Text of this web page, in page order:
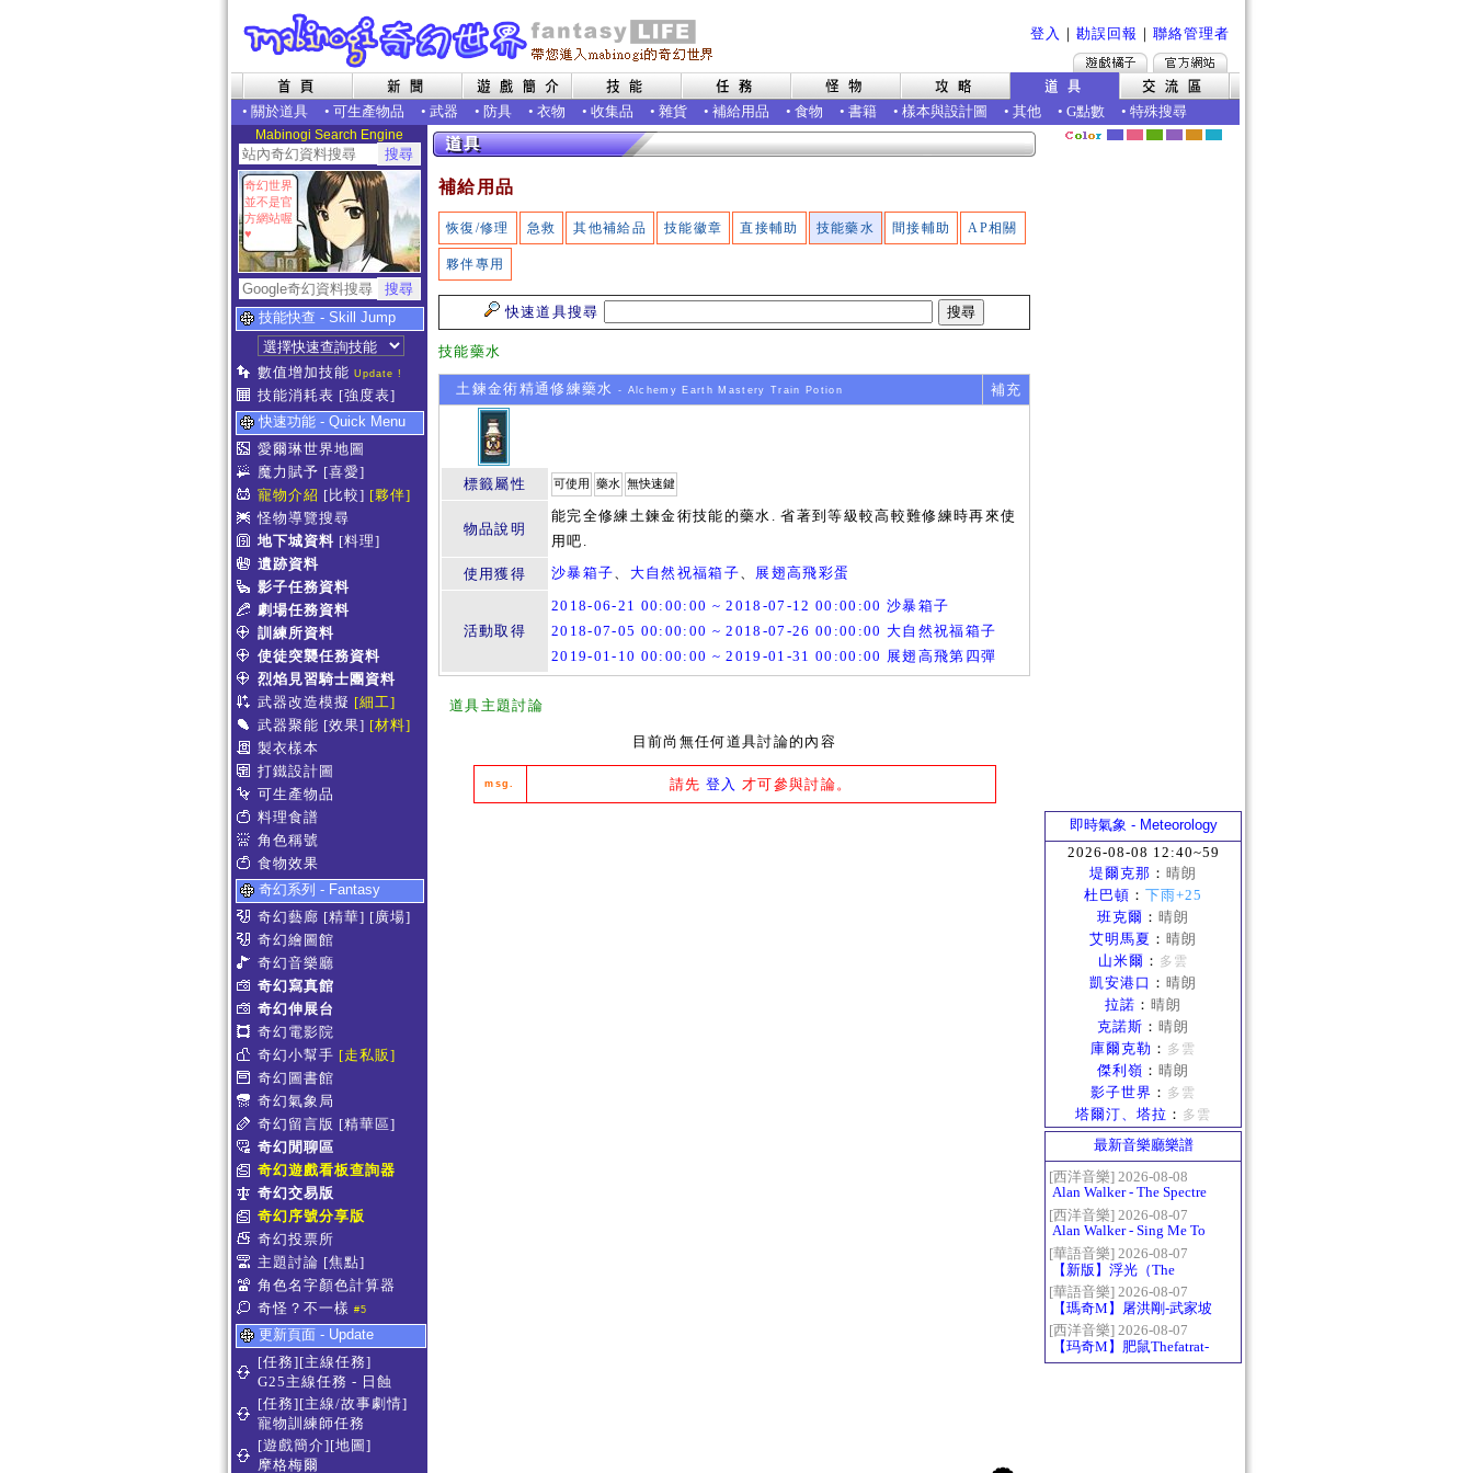
登入 ｜ 勘誤回報 ｜ 聯絡管理者
• 關於道具 • 可生產物品 • 武器 • 防具 • 衣物 • 收集品 • 雜貨 • 補給用品 • 食物 • 書籍 • 樣本與設計圖 • 其他 • G點數 • 特殊搜尋
Mabinogi Search Engine
奇幻世界
並不是官
方網站喔
♥
技能快查 - Skill Jump
數值增加技能 Update !
技能消耗表 [強度表]
快速功能 - Quick Menu
愛爾琳世界地圖
魔力賦予 [喜愛]
寵物介紹 [比較] [夥伴]
怪物導覽搜尋
地下城資料 [料理]
遺跡資料
影子任務資料
劇場任務資料
訓練所資料
使徒突襲任務資料
烈焰見習騎士團資料
武器改造模擬 [細工]
武器聚能 [效果] [材料]
製衣樣本
打鐵設計圖
可生產物品
料理食譜
角色稱號
食物效果
奇幻系列 - Fantasy
奇幻藝廊 [精華] [廣場]
奇幻繪圖館
奇幻音樂廳
奇幻寫真館
奇幻伸展台
奇幻電影院
奇幻小幫手 [走私販]
奇幻圖書館
奇幻氣象局
奇幻留言版 [精華區]
奇幻閒聊區
奇幻遊戲看板查詢器
奇幻交易版
奇幻序號分享版
奇幻投票所
主題討論 [焦點]
角色名字顏色計算器
奇怪？不一樣 #5
更新頁面 - Update
[任務][主線任務]
G25主線任務 - 日蝕
[任務][主線/故事劇情]
寵物訓練師任務
[遊戲簡介][地圖]
摩格梅爾
補給用品
恢復/修理 急救 其他補給品 技能徽章 直接輔助 技能藥水 間接輔助 AP相關
夥伴專用
快速道具搜尋
技能藥水
土鍊金術精通修練藥水 - Alchemy Earth Mastery Train Potion 補充
標籤屬性 可使用 藥水 無快速鍵
物品說明
能完全修練土鍊金術技能的藥水. 省著到等級較高較難修練時再來使
用吧.
使用獲得
沙暴箱子、 大自然祝福箱子、 展翅高飛彩蛋
活動取得
2018-06-21 00:00:00 ~ 2018-07-12 00:00:00 沙暴箱子
2018-07-05 00:00:00 ~ 2018-07-26 00:00:00 大自然祝福箱子
2019-01-10 00:00:00 ~ 2019-01-31 00:00:00 展翅高飛第四彈
道具主題討論
目前尚無任何道具討論的內容
msg. 請先 登入 才可參與討論。
即時氣象 - Meteorology
2026-08-08 12:40~59
堤爾克那 ： 晴朗
杜巴頓 ： 下雨+25
班克爾 ： 晴朗
艾明馬夏 ： 晴朗
山米爾 ： 多雲
凱安港口 ： 晴朗
拉諾 ： 晴朗
克諾斯 ： 晴朗
庫爾克勒 ： 多雲
傑利嶺 ： 晴朗
影子世界 ： 多雲
塔爾汀、塔拉 ： 多雲
最新音樂廳樂譜
[西洋音樂] 2026-08-08
Alan Walker - The Spectre
[西洋音樂] 2026-08-07
Alan Walker - Sing Me To
Sleep
[華語音樂] 2026-08-07
【新版】浮光（The
History）：六和弦
[華語音樂] 2026-08-07
【瑪奇M】屠洪剛-武家坡
2021
[西洋音樂] 2026-08-07
【玛奇M】肥鼠Thefatrat-
Monody